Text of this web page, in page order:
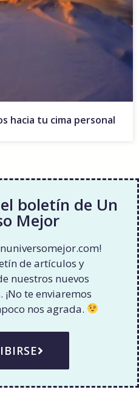
hacia tu cima personal
el boletín de Un
Mejor
de artículos y
nuestros nuevos
te enviaremos
nos agrada.